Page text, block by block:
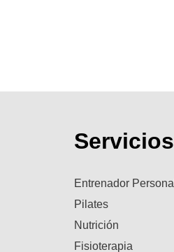
Servicios
Entrenador Personal
Pilates
Nutrición
Fisioterapia